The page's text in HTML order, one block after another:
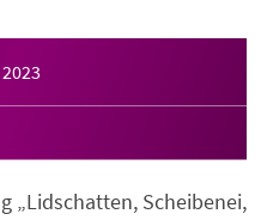
„Lidschatten, Scheibenei,